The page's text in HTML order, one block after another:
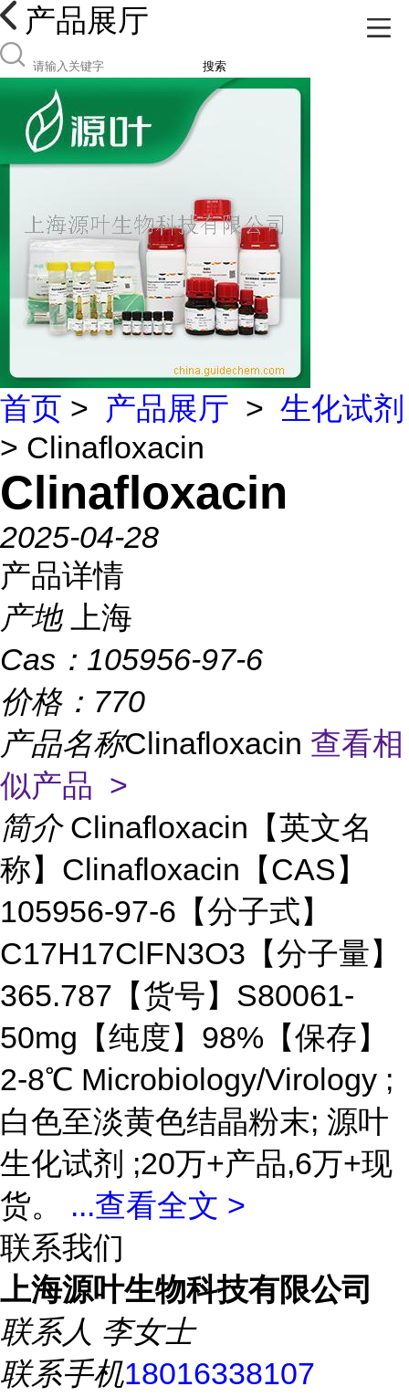
产品展厅
搜索
首页 > 产品展厅 > 生化试剂
> Clinafloxacin
Clinafloxacin
2025-04-28
产品详情
产地
上海
Cas： 105956-97-6
价格： 770
产品名称Clinafloxacin 查看相
似产品 >
简介 Clinafloxacin【英文名
称】Clinafloxacin【CAS】
105956-97-6【分子式】
C17H17ClFN3O3【分子量】
365.787【货号】S80061-
50mg【纯度】98%【保存】
2-8℃ Microbiology/Virology ;
白色至淡黄色结晶粉末; 源叶
生化试剂 ;20万+产品,6万+现
货。 ...查看全文 >
联系我们
上海源叶生物科技有限公司
联系人 李女士
联系手机18016338107